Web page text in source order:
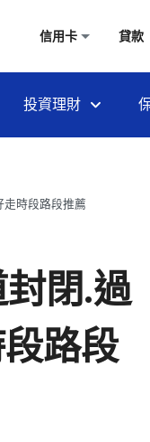
信用卡 貸款
投資理財
時段路段推薦
閉.過
路段